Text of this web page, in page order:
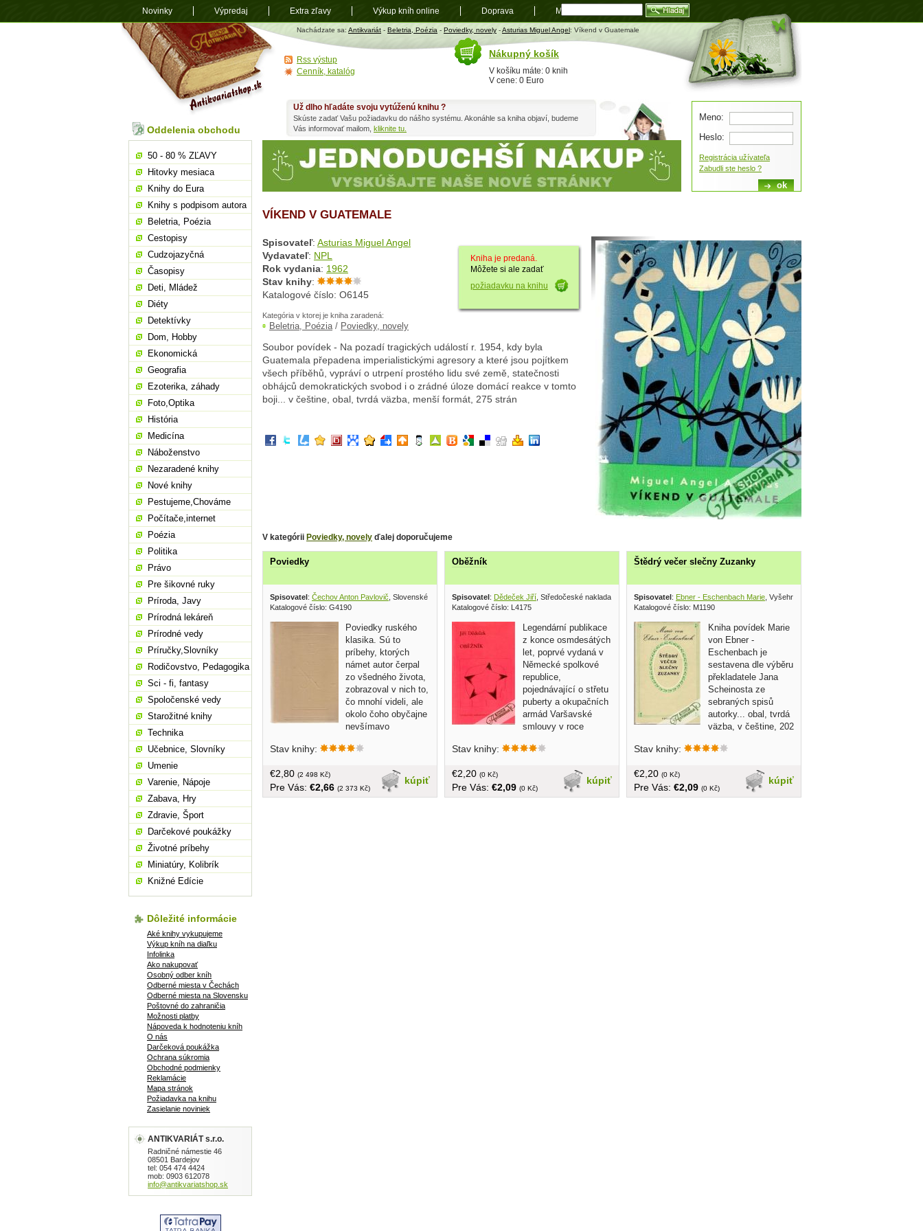
Antikvariát
shop.sk
Nachádzate sa: Antikvariát - Beletria, Poézia - Poviedky, novely -Asturias Miguel Angel: Víkend v Guatemale
VÍKEND V GUATEMALE
Kniha je predaná.
Môžete si ale zadať
požiadavku na knihu
Spisovateľ: Asturias Miguel Angel
Vydavateľ: NPL
Rok vydania: 1962
Stav knihy:
Katalogové číslo: O6145
Kategória v ktorej je kniha zaradená:
Beletria, Poézia/ Poviedky, novely
Soubor povídek - Na pozadí tragických událostí r. 1954, kdy byla
Guatemala přepadena imperialistickými agresory a které jsou pojítkem
všech příběhů, vypráví o utrpení prostého lidu své země, statečnosti
obhájců demokratických svobod i o zrádné úloze domácí reakce v tomto
boji... v češtine, obal, tvrdá väzba, menší formát, 275 strán
V kategórii Poviedky, novely ďalej doporučujeme
Poviedky
Spisovatel: Čechov Anton Pavlovič , Slovenské vydavateľstvo krásnej literatúry 1953
Katalogové číslo: G4190
Poviedky ruského
klasika. Sú to
príbehy, ktorých
námet autor čerpal
zo všedného života,
zobrazoval v nich to,
čo mnohí videli, ale
okolo čoho obyčajne
nevšímavo
390 strán
Stav knihy:
kúpiť
€2,80 (2 498 Kč)
Pre Vás: €2,66 (2 373 Kč)
Oběžník
Spisovatel: Dědeček Jiří , Středočeské nakladatelství a knihkupectví 1990
Katalogové číslo: L4175
Legendární publikace
z konce osmdesátých
let, poprvé vydaná v
Německé spolkové
republice,
pojednávající o střetu
puberty a okupačních
armád Varšavské
smlouvy v roce
formát, 80 strán
Stav knihy:
kúpiť
€2,20 (0 Kč)
Pre Vás: €2,09 (0 Kč)
Štědrý večer slečny Zuzanky
Spisovatel: Ebner - Eschenbach Marie , Vyšehrad 1978
Katalogové číslo: M1190
Kniha povídek Marie
von Ebner -
Eschenbach je
sestavena dle výběru
překladatele Jana
Scheinosta ze
sebraných spisů
autorky... obal, tvrdá
väzba, v češtine, 202
Stav knihy:
kúpiť
€2,20 (0 Kč)
Pre Vás: €2,09 (0 Kč)
Už dlho hľadáte svoju vytúženú knihu ?
Skúste zadať Vašu požiadavku do nášho systému. Akonáhle sa kniha objaví, budeme
Vás informovať mailom, kliknite tu.
Oddelenia obchodu
50 - 80 % ZĽAVY
Hitovky mesiaca
Knihy do Eura
Knihy s podpisom autora
Beletria, Poézia
Cestopisy
Cudzojazyčná
Časopisy
Deti, Mládež
Diéty
Detektívky
Dom, Hobby
Ekonomická
Geografia
Ezoterika, záhady
Foto,Optika
História
Medicína
Náboženstvo
Nezaradené knihy
Nové knihy
Pestujeme,Chováme
Počítače,internet
Poézia
Politika
Právo
Pre šikovné ruky
Príroda, Javy
Prírodná lekáreň
Prírodné vedy
Príručky,Slovníky
Rodičovstvo, Pedagogika
Sci - fi, fantasy
Spoločenské vedy
Starožitné knihy
Technika
Učebnice, Slovníky
Umenie
Varenie, Nápoje
Zabava, Hry
Zdravie, Šport
Darčekové poukážky
Životné príbehy
Miniatúry, Kolibrík
Knižné Edície
Dôležité informácie
Aké knihy vykupujeme
Výkup kníh na diaľku
Infolinka
Ako nakupovať
Osobný odber kníh
Odberné miesta v Čechách
Odberné miesta na Slovensku
Poštovné do zahraničia
Možnosti platby
Nápoveda k hodnoteniu kníh
O nás
Darčeková poukážka
Ochrana súkromia
Obchodné podmienky
Reklamácie
Mapa stránok
Požiadavka na knihu
Zasielanie noviniek
ANTIKVARIÁT s.r.o.
Radničné námestie 46
08501 Bardejov
tel: 054 474 4424
mob: 0903 612078
info@antikvariatshop.sk
Meno:
Heslo:
Registrácia užívateľa
Zabudli ste heslo ?
Nákupný košík
V košíku máte: 0 knih
V cene: 0 Euro
Rss výstup
Cenník, katalóg
Novinky Výpredaj Extra zľavy Výkup kníh online Doprava Mapa